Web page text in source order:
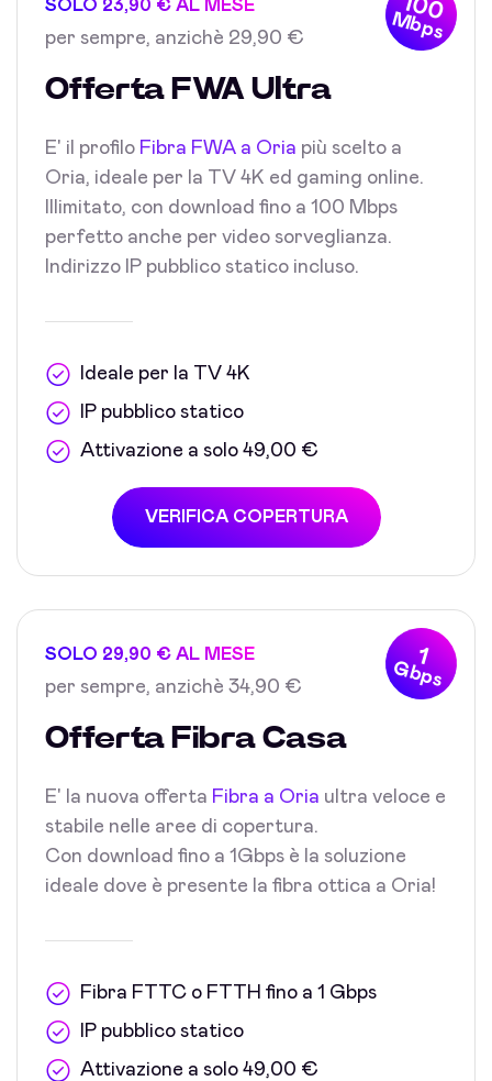
100
Mbps
SOLO 23,90 € AL MESE
per sempre, anzichè 29,90 €
Offerta FWA Ultra
E' il profilo Fibra FWA a Oria più scelto a
Oria, ideale per la TV 4K ed gaming online.
Illimitato, con download fino a 100 Mbps
perfetto anche per video sorveglianza.
Indirizzo IP pubblico statico incluso.
Ideale per la TV 4K
IP pubblico statico
Attivazione a solo 49,00 €
VERIFICA COPERTURA
1
Gbps
SOLO 29,90 € AL MESE
per sempre, anzichè 34,90 €
Offerta Fibra Casa
E' la nuova offerta Fibra a Oria ultra veloce e
stabile nelle aree di copertura.
Con download fino a 1Gbps è la soluzione
ideale dove è presente la fibra ottica a Oria!
Fibra FTTC o FTTH fino a 1 Gbps
IP pubblico statico
Attivazione a solo 49,00 €